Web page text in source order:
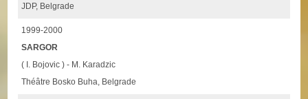
JDP, Belgrade
1999-2000
SARGOR
( I. Bojovic ) - M. Karadzic
Théâtre Bosko Buha, Belgrade